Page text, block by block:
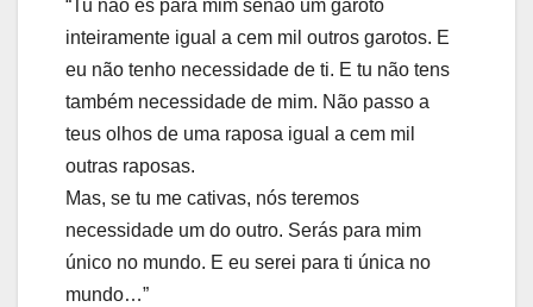
“Tu não és para mim senão um garoto
inteiramente igual a cem mil outros garotos. E
eu não tenho necessidade de ti. E tu não tens
também necessidade de mim. Não passo a
teus olhos de uma raposa igual a cem mil
outras raposas.
Mas, se tu me cativas, nós teremos
necessidade um do outro. Serás para mim
único no mundo. E eu serei para ti única no
mundo…”